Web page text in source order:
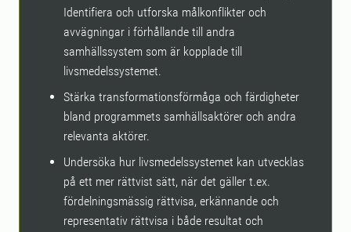
Identifiera och utforska målkonflikter och
avvägningar i förhållande till andra
samhällssystem som är kopplade till
livsmedelssystemet.
Stärka transformationsförmåga och färdigheter
bland programmets samhällsaktörer och andra
relevanta aktörer.
Undersöka hur livsmedelssystemet kan utvecklas
på ett mer rättvist sätt, när det gäller t.ex.
fördelningsmässig rättvisa, erkännande och
representativ rättvisa i både resultat och